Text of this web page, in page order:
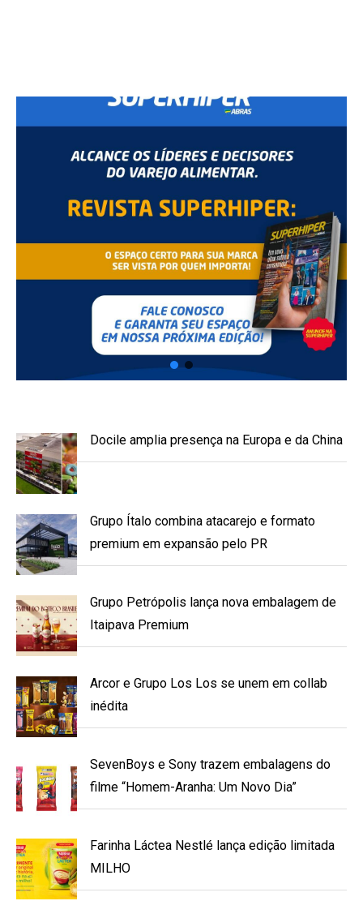
Docile amplia presença na Europa e da China
Grupo Ítalo combina atacarejo e formato
premium em expansão pelo PR
Grupo Petrópolis lança nova embalagem de
Itaipava Premium
Arcor e Grupo Los Los se unem em collab
inédita
SevenBoys e Sony trazem embalagens do
filme “Homem-Aranha: Um Novo Dia”
Farinha Láctea Nestlé lança edição limitada
MILHO